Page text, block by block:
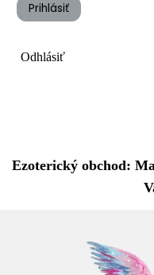
Prihlásiť
Odhlásiť
Ezoterický obchod: